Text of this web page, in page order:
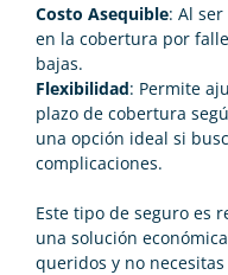
Costo Asequible: Al
en la cobertura por
bajas.
Flexibilidad: Permite
plazo de cobertura
una opción ideal si
complicaciones.
Este tipo de seguro es
una solución
queridos y no